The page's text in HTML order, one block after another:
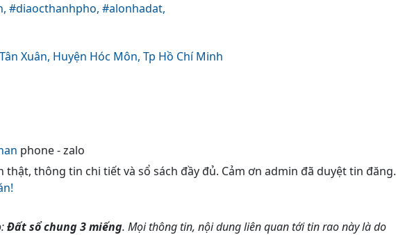
#diaocthanhpho, #alonhadat,
Xuân, Huyện Hóc Môn, Tp Hồ Chí Minh
phone - zalo
thật, thông tin chi tiết và sổ sách đầy đủ. Cảm ơn admin đã duyệt tin đăng.
Đất sổ chung 3 miếng. Mọi thông tin, nội dung liên quan tới tin rao này là do